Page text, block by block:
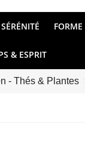
& ESPRIT
- Thés & Plantes